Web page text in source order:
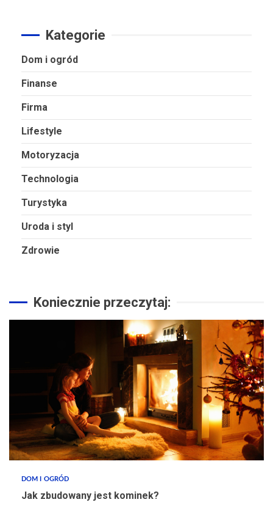
Kategorie
Dom i ogród
Finanse
Firma
Lifestyle
Motoryzacja
Technologia
Turystyka
Uroda i styl
Zdrowie
Koniecznie przeczytaj:
DOM I OGRÓD
Jak zbudowany jest kominek?